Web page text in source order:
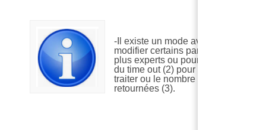
-Il existe un mode avancé (1) pour
modifier certains paramètres pour
plus experts ou pour modifier le
du time out (2) pour les gros corpus
traiter ou le nombre de données
retournées (3).